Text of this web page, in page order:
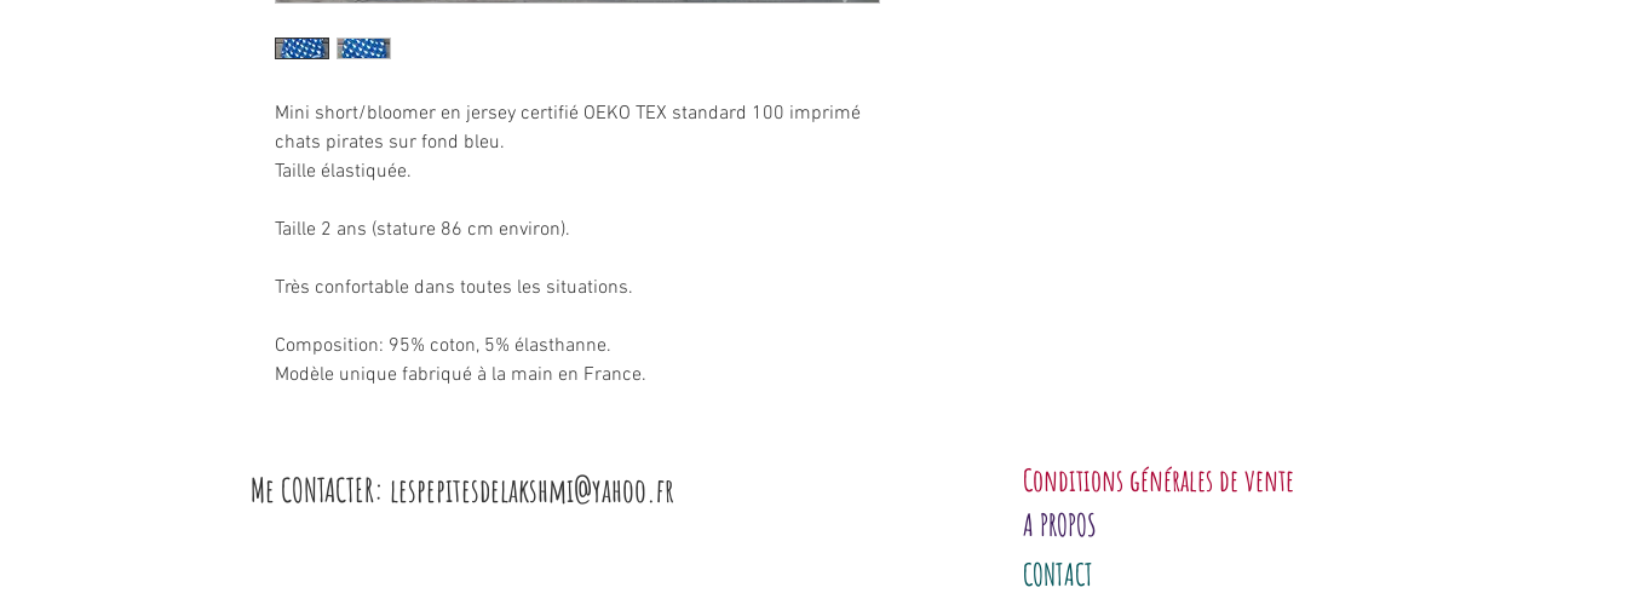
Mini short/bloomer en jersey certifié OEKO TEX standard 100 imprimé
chats pirates sur fond bleu.
Taille élastiquée.
Taille 2 ans (stature 86 cm environ).
Très confortable dans toutes les situations.
Composition: 95% coton, 5% élasthanne.
Modèle unique fabriqué à la main en France.
Conditions générales de vente
Me CONTACTER: lespepitesdelakshmi@yahoo.fr
A PROPOS
CONTACT